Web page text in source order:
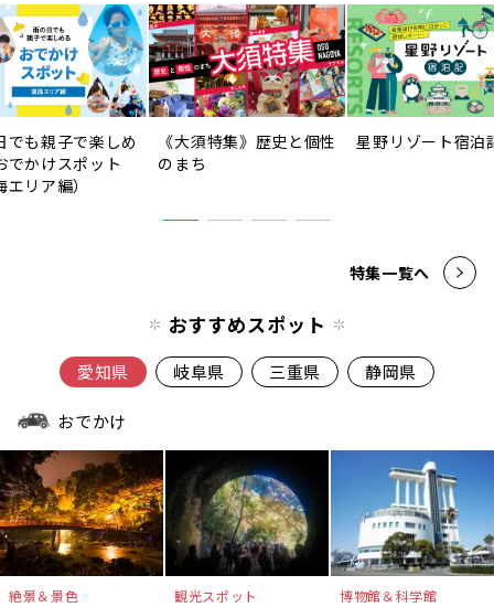
でも親子で楽しめ
でかけスポット
リア編）
《大須特集》歴史と個性
のまち
星野リゾート宿泊
特集一覧へ
おすすめスポット
愛知県 岐阜県 三重県 静岡県
おでかけ
絶景＆景色 観光スポット 博物館＆科学館